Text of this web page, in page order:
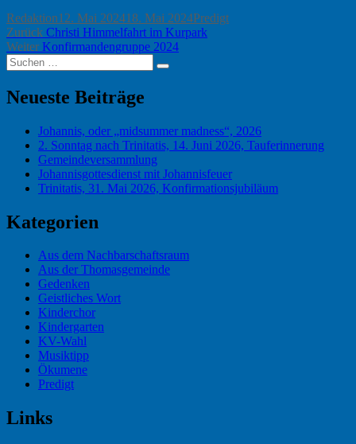
Autor
RedaktionVeröffentlicht
am
12. Mai 202418. Mai 2024Kategorien
Predigt
Beitragsnavigation
Zurück Vorheriger
Beitrag:
Christi Himmelfahrt im Kurpark
Weiter Nächster
Beitrag:
Konfirmandengruppe 2024
Suchen
nach:
Suchen
Neueste Beiträge
Johannis, oder „midsummer madness“, 2026
2. Sonntag nach Trinitatis, 14. Juni 2026, Tauferinnerung
Gemeindeversammlung
Johannisgottesdienst mit Johannisfeuer
Trinitatis, 31. Mai 2026, Konfirmationsjubiläum
Kategorien
Aus dem Nachbarschaftsraum
Aus der Thomasgemeinde
Gedenken
Geistliches Wort
Kinderchor
Kindergarten
KV-Wahl
Musiktipp
Ökumene
Predigt
Links